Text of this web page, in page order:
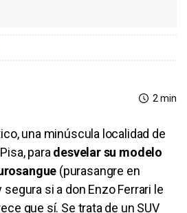
2 min
una minúscula localidad de
para desvelar su modelo
(purasangre en
si a don Enzo Ferrari le
que sí. Se trata de un SUV